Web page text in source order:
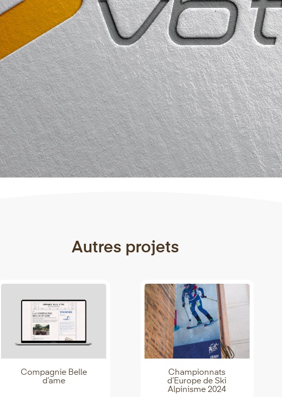
Autres projets
Compagnie Belle
d’ame
Championnats
d’Europe de Ski
Alpinisme 2024